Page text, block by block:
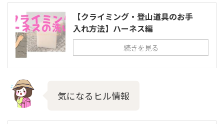
【クライミング・登山道具のお手
入れ方法】ハーネス編
続きを見る
気になるヒル情報